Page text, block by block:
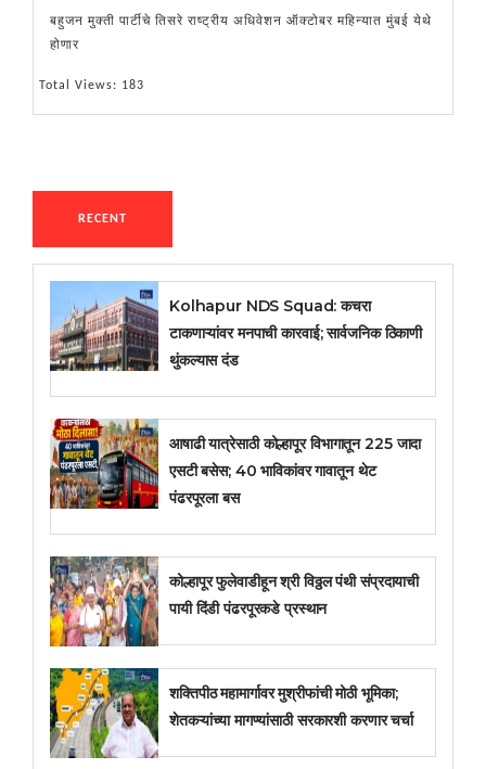
बहुजन मुक्ती पार्टीचे तिसरे राष्ट्रीय अधिवेशन ऑक्टोबर महिन्यात मुंबई येथे
होणार
Total Views: 183
RECENT
Kolhapur NDS Squad: कचरा
टाकणाऱ्यांवर मनपाची कारवाई; सार्वजनिक ठिकाणी
थुंकल्यास दंड
आषाढी यात्रेसाठी कोल्हापूर विभागातून 225 जादा
एसटी बसेस; 40 भाविकांवर गावातून थेट
पंढरपूरला बस
कोल्हापूर फुलेवाडीहून श्री विठ्ठल पंथी संप्रदायाची
पायी दिंडी पंढरपूरकडे प्रस्थान
शक्तिपीठ महामार्गावर मुश्रीफांची मोठी भूमिका;
शेतकऱ्यांच्या मागण्यांसाठी सरकारशी करणार चर्चा